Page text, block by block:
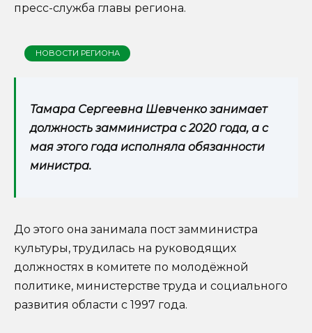
пресс-служба главы региона.
НОВОСТИ РЕГИОНА
Тамара Сергеевна Шевченко занимает
должность замминистра с 2020 года, а с
мая этого года исполняла обязанности
министра.
До этого она занимала пост замминистра
культуры, трудилась на руководящих
должностях в комитете по молодёжной
политике, министерстве труда и социального
развития области с 1997 года.